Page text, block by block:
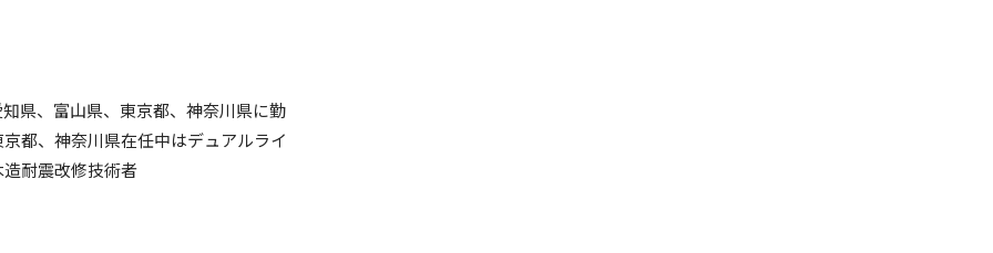
県、富山県、東京都、神奈川県に勤
都、神奈川県在任中はデュアルライ
造耐震改修技術者